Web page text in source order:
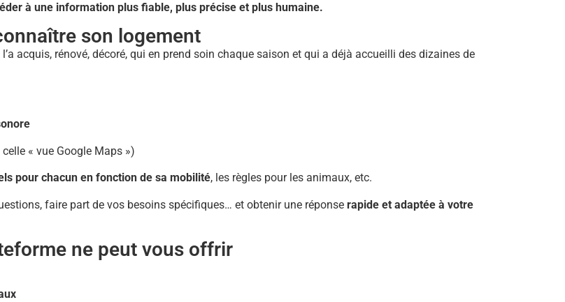
à une information plus fiable, plus précise et plus humaine.
son logement
acquis, rénové, décoré, qui en prend soin chaque saison et qui a déjà accueilli des dizaines de
celle « vue Google Maps »)
pour chacun en fonction de sa mobilité, les règles pour les animaux, etc.
faire part de vos besoins spécifiques… et obtenir une réponse rapide et adaptée à votre
ne peut vous offrir